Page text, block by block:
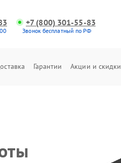
+7 (800) 301-55-83
Звонок бесплатный по РФ
Гарантии Акции и скидки